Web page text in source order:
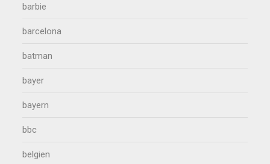
barbie
barcelona
batman
bayer
bayern
bbc
belgien